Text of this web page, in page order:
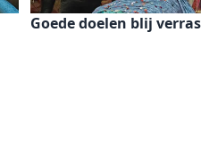
Goede doelen blij